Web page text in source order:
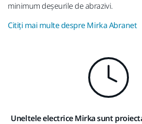
minimum deșeurile de abrazivi.
Citiți mai multe despre Mirka Abranet
Uneltele electrice Mirka sunt